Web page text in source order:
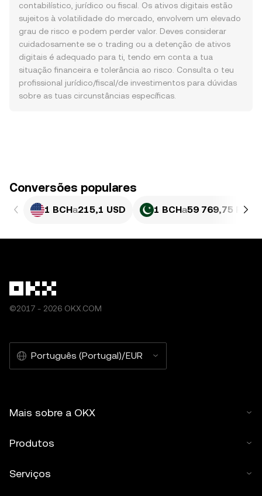
contabilístico, jurídico ou fiscal. Os ativos digitais estão
sujeitos à volatilidade do mercado, envolvem um elevado
grau de risco e podem perder valor. Deves considerar
cuidadosamente se o trading ou a detenção de ativos
digitais é adequado para ti, tendo em conta a tua
situação financeira e tolerância ao risco. Consulta o teu
profissional jurídico/fiscal/de investimentos para dúvidas
sobre as tuas circunstâncias específicas.
Conversões populares
1 BCHa215,1 USD 1 BCHa59 769,75 PKR
©2017 - 2026 OKX.COM
Português (Portugal)/EUR
Mais sobre a OKX
Produtos
Serviços